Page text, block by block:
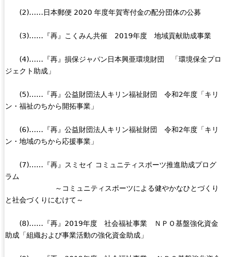
(2)……日本郵便 2020 年度年賀寄付金の配分団体の公募
(3)……『再』こくみん共催 2019年度 地域貢献助成事業
(4)……『再』損保ジャパン日本興亜環境財団 「環境保全プロ
ジェクト助成」
(5)……『再』公益財団法人キリン福祉財団 令和2年度「キリ
ン・福祉のちから開拓事業」
(6)……『再』公益財団法人キリン福祉財団 令和2年度「キリ
ン・地域のちから応援事業」
(7)……『再』スミセイ コミュニティスポーツ推進助成プログ
ラム
～コミュニティスポーツによる健やかなひとづくり
と社会づくりにむけて～
(8)……『再』2019年度 社会福祉事業 ＮＰＯ基盤強化資金
助成「組織および事業活動の強化資金助成」